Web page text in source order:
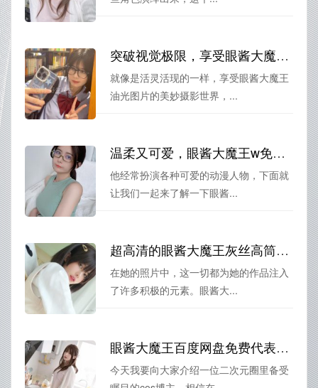
突破视觉极限，享受眼酱大魔王油光图片的美妙摄影世界
就像是活灵活现的一样，享受眼酱大魔王
油光图片的美妙摄影世界，...
温柔又可爱，眼酱大魔王w免费图为你呈现不同风格
他经常扮演各种可爱的动漫人物，下面就
让我们一起来了解一下眼酱...
超高清的眼酱大魔王灰丝高筒自摄照片，细节更加清晰呈现。
在她的照片中，这一切都为她的作品注入
了许多积极的元素。眼酱大...
眼酱大魔王百度网盘免费代表好看的cos作品，用镜头传递美好的心情。
今天我要向大家介绍一位二次元圈里备受